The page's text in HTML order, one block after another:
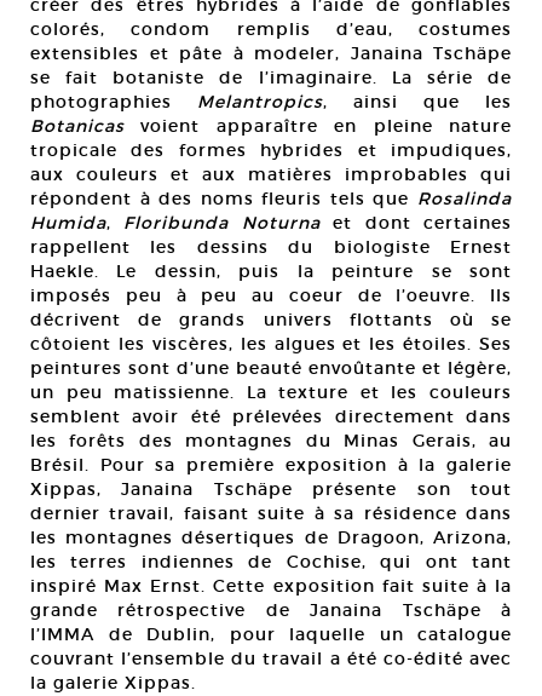
créer des êtres hybrides à l’aide de gonflables
colorés, condom remplis d’eau, costumes
extensibles et pâte à modeler, Janaina Tschäpe
se fait botaniste de l’imaginaire. La série de
photographies Melantropics, ainsi que les
Botanicas voient apparaître en pleine nature
tropicale des formes hybrides et impudiques,
aux couleurs et aux matières improbables qui
répondent à des noms fleuris tels que Rosalinda
Humida, Floribunda Noturnaet dont certaines
rappellent les dessins du biologiste Ernest
Haekle. Le dessin, puis la peinture se sont
imposés peu à peu au coeur de l’oeuvre. Ils
décrivent de grands univers flottants où se
côtoient les viscères, les algues et les étoiles. Ses
peintures sont d’une beauté envoûtante et légère,
un peu matissienne. La texture et les couleurs
semblent avoir été prélevées directement dans
les forêts des montagnes du Minas Gerais, au
Brésil. Pour sa première exposition à la galerie
Xippas, Janaina Tschäpe présente son tout
dernier travail, faisant suite à sa résidence dans
les montagnes désertiques de Dragoon, Arizona,
les terres indiennes de Cochise, qui ont tant
inspiré Max Ernst. Cette exposition fait suite à la
grande rétrospective de Janaina Tschäpe à
l’IMMA de Dublin, pour laquelle un catalogue
couvrant l’ensemble du travail a été co-édité avec
la galerie Xippas.